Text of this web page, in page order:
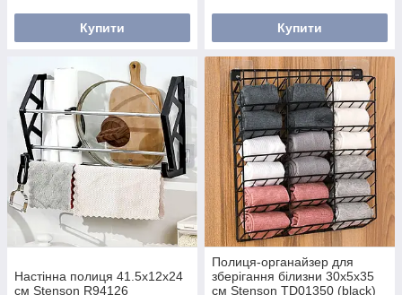
Купити Купити
Настінна полиця 41.5х12х24
см Stenson R94126
Полиця-органайзер для
зберігання білизни 30х5х35
см Stenson TD01350 (black)